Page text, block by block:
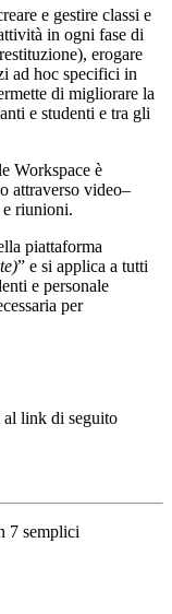
e gestire classi e
in ogni fase di
erogare
ad hoc specifici in
di migliorare la
e studenti e tra gli
Workspace è
attraverso video–
e riunioni.
piattaforma
” e si applica a tutti
e personale
per
al link di seguito
7 semplici